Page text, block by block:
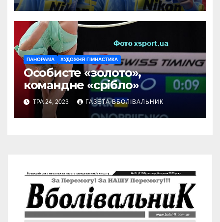
ПАНОРАМА ХУДОЖНЯ ГІМНАСТИКА
Особисте «золото»,
командне «срібло»
ТРА 24, 2023 ГАЗЕТА ВБОЛІВАЛЬНИК